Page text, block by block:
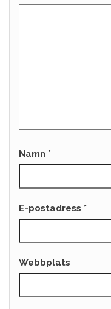
Namn *
E-postadress *
Webbplats